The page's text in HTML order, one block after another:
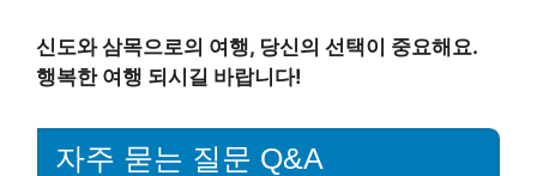
신도와 삼목으로의 여행, 당신의 선택이 중요해요.
행복한 여행 되시길 바랍니다!
자주 묻는 질문 Q&A